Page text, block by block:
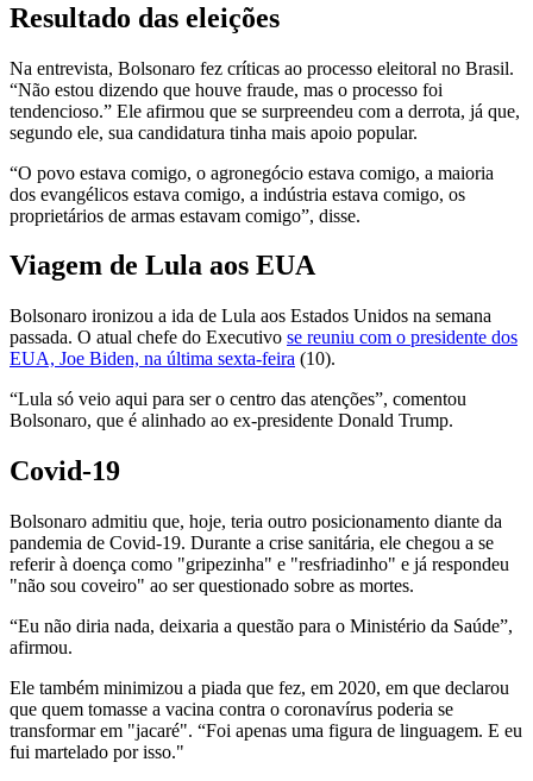
Resultado das eleições
Na entrevista, Bolsonaro fez críticas ao processo eleitoral no Brasil.
“Não estou dizendo que houve fraude, mas o processo foi
tendencioso.” Ele afirmou que se surpreendeu com a derrota, já que,
segundo ele, sua candidatura tinha mais apoio popular.
“O povo estava comigo, o agronegócio estava comigo, a maioria
dos evangélicos estava comigo, a indústria estava comigo, os
proprietários de armas estavam comigo”, disse.
Viagem de Lula aos EUA
Bolsonaro ironizou a ida de Lula aos Estados Unidos na semana
passada. O atual chefe do Executivo se reuniu com o presidente dos
EUA, Joe Biden, na última sexta-feira (10).
“Lula só veio aqui para ser o centro das atenções”, comentou
Bolsonaro, que é alinhado ao ex-presidente Donald Trump.
Covid-19
Bolsonaro admitiu que, hoje, teria outro posicionamento diante da
pandemia de Covid-19. Durante a crise sanitária, ele chegou a se
referir à doença como "gripezinha" e "resfriadinho" e já respondeu
"não sou coveiro" ao ser questionado sobre as mortes.
“Eu não diria nada, deixaria a questão para o Ministério da Saúde”,
afirmou.
Ele também minimizou a piada que fez, em 2020, em que declarou
que quem tomasse a vacina contra o coronavírus poderia se
transformar em "jacaré". “Foi apenas uma figura de linguagem. E eu
fui martelado por isso."